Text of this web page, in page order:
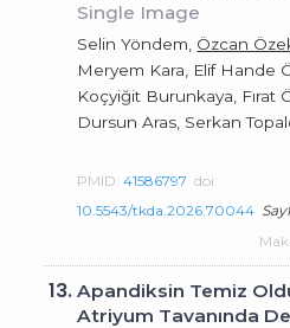
Single Image
Selin Yöndem, Özcan
Meryem Kara, Elif Hande
Koçyiğit Burunkaya, Fırat
Dursun Aras, Serkan
PMID:41586797 doi:
10.5543/tkda.2026.70044
13.Apandiksin Temiz
Atriyum Tavanında